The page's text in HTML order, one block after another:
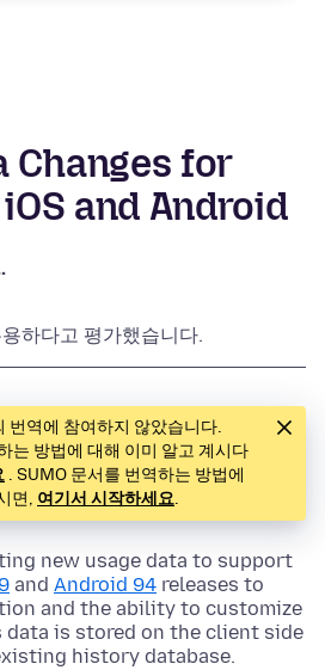
Changes for
and Android
하다고 평가했습니다.
번역에 참여하지 않았습니다.
는 방법에 대해 이미 알고 계시다
. SUMO 문서를 번역하는 방법에
면, 여기서 시작하세요.
new usage data to support
and Android 94 releases to
and the ability to customize
data is stored on the client side
history database.